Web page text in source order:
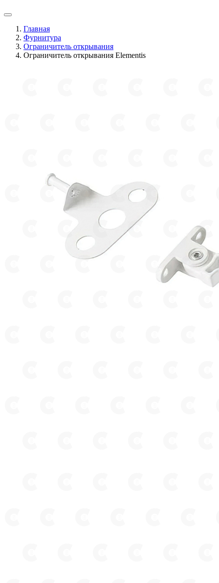
Главная
Фурнитура
Ограничитель открывания
Ограничитель открывания Elementis